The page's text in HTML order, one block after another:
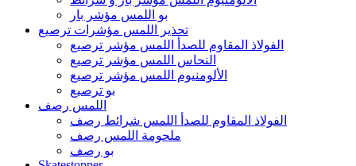
بو اللمس مؤشر بار
تحذير اللمس مؤشرات ترصيع
الفولاذ المقاوم للصدأ اللمس مؤشر ترصيع
النحاس اللمس مؤشر ترصيع
الألومنيوم اللمس مؤشر ترصيع
بو ترصيع
اللمس رصف
الفولاذ المقاوم للصدأ اللمس شرائط رصف
ملحومة اللمس رصف
بو رصف